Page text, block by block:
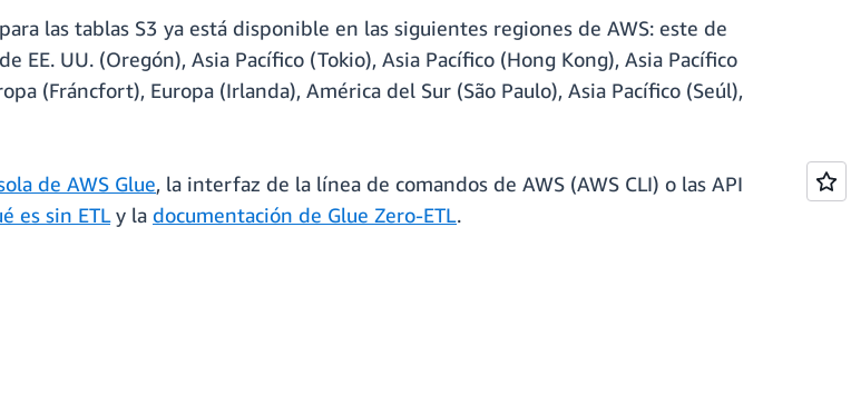
las tablas S3 ya está disponible en las siguientes regiones de AWS: este de
EE. UU. (Oregón), Asia Pacífico (Tokio), Asia Pacífico (Hong Kong), Asia Pacífico
(Fráncfort), Europa (Irlanda), América del Sur (São Paulo), Asia Pacífico (Seúl),
de AWS Glue, la interfaz de la línea de comandos de AWS (AWS CLI) o las API
es sin ETLy la documentación de Glue Zero-ETL.